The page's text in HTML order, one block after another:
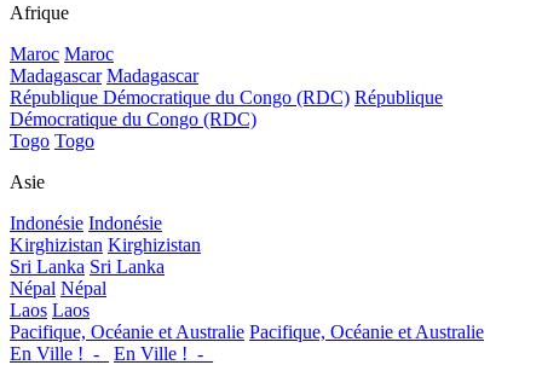
Afrique
Maroc Maroc
Madagascar Madagascar
République Démocratique du Congo (RDC) République
Démocratique du Congo (RDC)
Togo Togo
Asie
Indonésie Indonésie
Kirghizistan Kirghizistan
Sri Lanka Sri Lanka
Népal Népal
Laos Laos
Pacifique, Océanie et Australie Pacifique, Océanie et Australie
En Ville !_-_
En Ville !_-_